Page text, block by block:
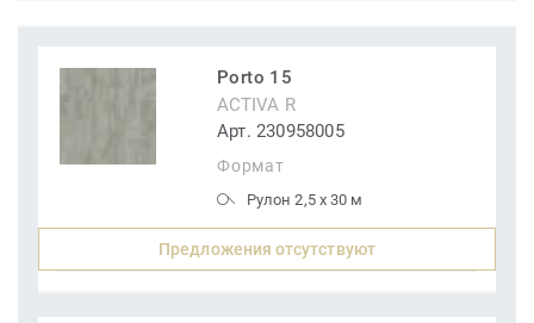
Porto 15
ACTIVA R
Арт. 230958005
Формат
Рулон 2,5 x 30 м
Предложения отсутствуют